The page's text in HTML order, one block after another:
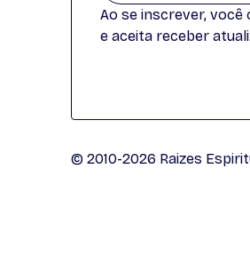
Ao se inscrever, você
e aceita receber
© 2010-2026 Raizes